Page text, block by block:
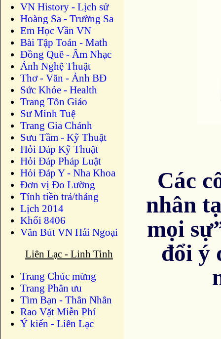
VN History - Lịch sử
Hoàng Sa - Trường Sa
Em Học Vần VN
Bài Tập Toán - Math
Đồng Quê - Âm Nhạc
Ảnh Nghệ Thuật
Thơ - Văn - Ảnh BĐ
Sức Khỏe - Health
Trang Tôn Giáo
Sư Minh Tuệ
Trang Gia Chánh
Sưu Tầm - Kỹ Thuật
Hỏi Đáp Kỹ Thuật
Hỏi Đáp Pháp Luật
Hỏi Đáp Y - Nha Khoa
Đơn vị Đo Lường
Tính tiền trả/tháng
Lịch 2014
Khối 8406
Văn Bút VN Hải Ngoại
Liên Lạc - Linh Tinh
Trang Chúc mừng
Trang Phân ưu
Tìm Bạn - Thân Nhân
Rao Vặt Miễn Phí
Ý kiến - Liên Lạc
Các
nhân
mọi
đổi ý